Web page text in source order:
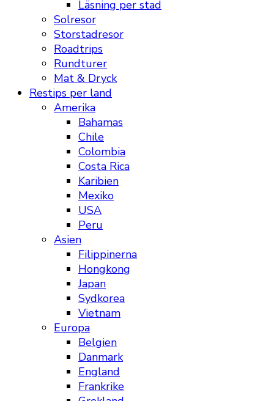
Läsning per stad
Solresor
Storstadresor
Roadtrips
Rundturer
Mat & Dryck
Restips per land
Amerika
Bahamas
Chile
Colombia
Costa Rica
Karibien
Mexiko
USA
Peru
Asien
Filippinerna
Hongkong
Japan
Sydkorea
Vietnam
Europa
Belgien
Danmark
England
Frankrike